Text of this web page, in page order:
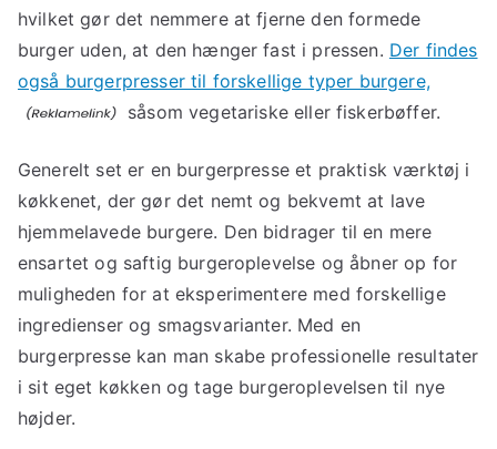
hvilket gør det nemmere at fjerne den formede
burger uden, at den hænger fast i pressen. Der findes
også burgerpresser til forskellige typer burgere,
såsom vegetariske eller fiskerbøffer.
Generelt set er en burgerpresse et praktisk værktøj i
køkkenet, der gør det nemt og bekvemt at lave
hjemmelavede burgere. Den bidrager til en mere
ensartet og saftig burgeroplevelse og åbner op for
muligheden for at eksperimentere med forskellige
ingredienser og smagsvarianter. Med en
burgerpresse kan man skabe professionelle resultater
i sit eget køkken og tage burgeroplevelsen til nye
højder.